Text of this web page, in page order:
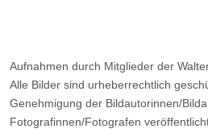
Aufnahmen durch Mitglieder der
Alle Bilder sind urheberrechtlich
Genehmigung der Bildautorinnen/
Fotografinnen/Fotografen